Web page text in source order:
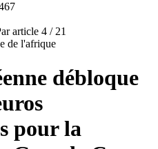
article 4 / 21
de l'afrique
débloque
pour la